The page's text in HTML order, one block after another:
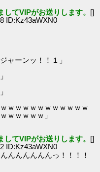
してVIPがお送りします。 []
ID:Kz43aWXN0
ャーンッ！！１」
ｗｗｗｗｗｗｗｗｗｗｗ
ｗｗｗｗｗ」
てVIPがお送りします。 []
ID:Kz43aWXN0
んんんんんんっ！！！！